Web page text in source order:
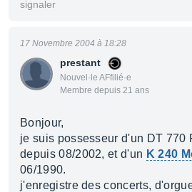
signaler
prestant
Nouvel·le AFfilié·e
Membre depuis 21 ans
17 Novembre 2004 à 18:28
Bonjour,
je suis possesseur d'un DT 770
depuis 08/2002, et d'un K 240
06/1990.
j'enregistre des concerts,